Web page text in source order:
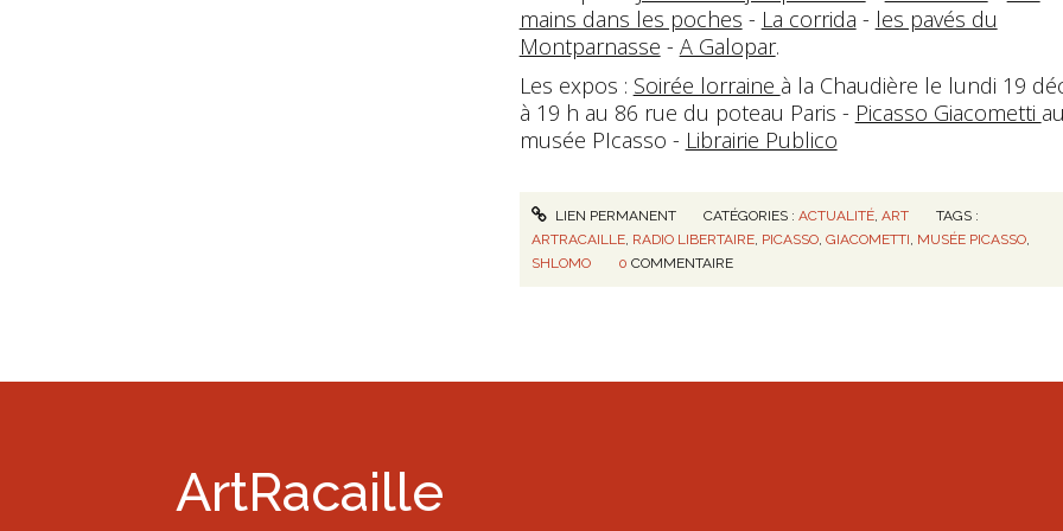
mains dans les poches - La corrida - les pavés du
Montparnasse - A Galopar.
Les expos : Soirée lorraine à la Chaudière le lundi 19
à 19 h au 86 rue du poteau Paris - Picasso Giacometti
musée PIcasso - Librairie Publico
LIEN PERMANENT CATÉGORIES :ACTUALITÉ,ART
TAGS :
ARTRACAILLE, RADIO LIBERTAIRE, PICASSO, GIACOMETTI, MUSÉE PICASSO,
SHLOMO
0 COMMENTAIRE
ArtRacaille